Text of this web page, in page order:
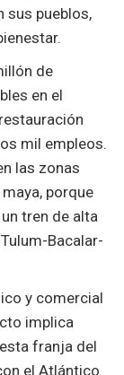
sus pueblos,
de
en el
mil empleos.
las zonas
porque
tren de alta
Bacalar-
y comercial
implica
franja del
el Atlántico